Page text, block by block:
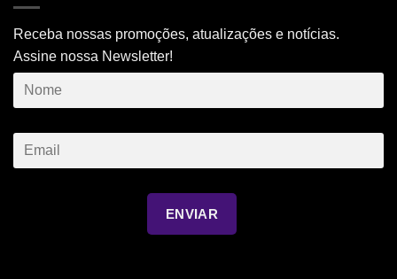
Receba nossas promoções, atualizações e notícias.
Assine nossa Newsletter!
ENVIAR